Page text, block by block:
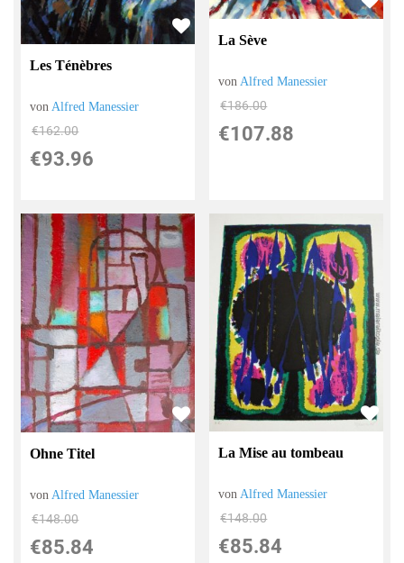
Les Ténèbres
von Alfred Manessier
€162.00
€93.96
La Sève
vonAlfred Manessier
€186.00
€107.88
Ohne Titel
von Alfred Manessier
€148.00
€85.84
La Mise au tombeau
vonAlfred Manessier
€148.00
€85.84